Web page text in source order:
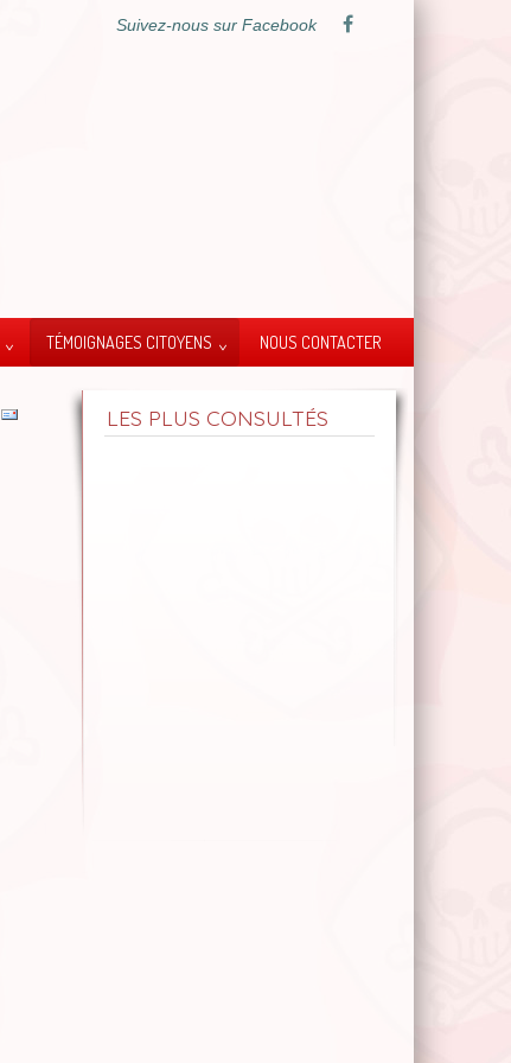
Suivez-nous sur Facebook
TÉMOIGNAGES CITOYENS NOUS CONTACTER
LES PLUS CONSULTÉS